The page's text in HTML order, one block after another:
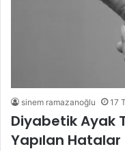
sinem ramazanoğlu 17
Diyabetik Ayak
Yapılan Hatalar